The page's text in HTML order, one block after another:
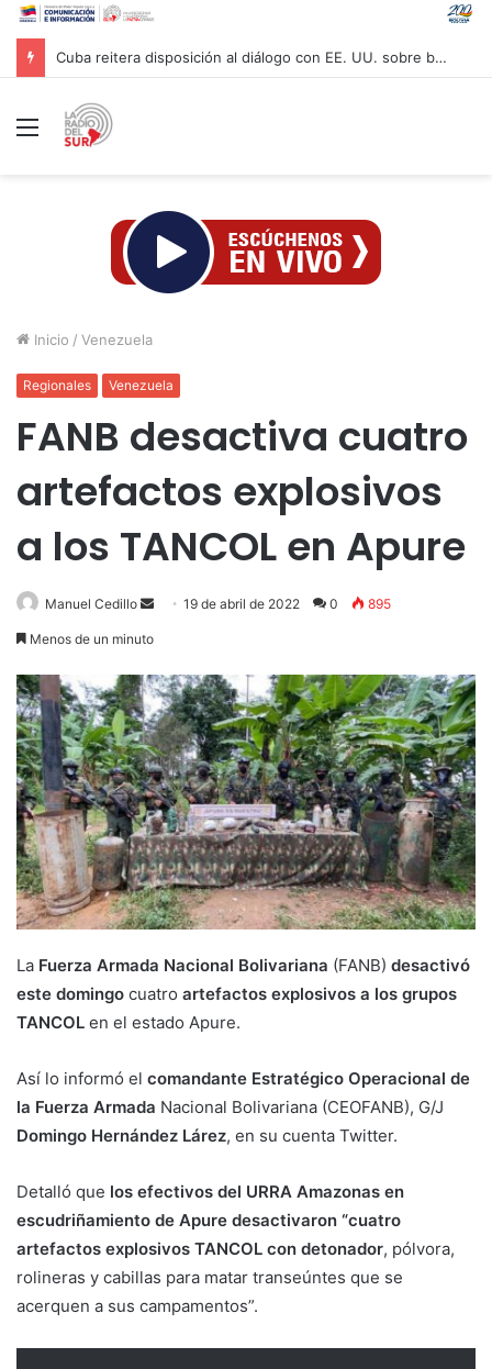
Cuba reitera disposición al diálogo con EE. UU. sobre bases de respeto
Menú
Inicio / Venezuela
Regionales Venezuela
FANB desactiva cuatro
artefactos explosivos
a los TANCOL en Apure
Manuel Cedillo
Send19 de abril de 2022 0 895
Menos de un minuto
La Fuerza Armada Nacional Bolivariana (FANB) desactivó
este domingo cuatro artefactos explosivos a los grupos
TANCOL en el estado Apure.
Así lo informó el comandante Estratégico Operacional de
la Fuerza Armada Nacional Bolivariana (CEOFANB), G/J
Domingo Hernández Lárez, en su cuenta Twitter.
Detalló que los efectivos del URRA Amazonas en
escudriñamiento de Apure desactivaron “cuatro
artefactos explosivos TANCOL con detonador, pólvora,
rolineras y cabillas para matar transeúntes que se
acerquen a sus campamentos”.